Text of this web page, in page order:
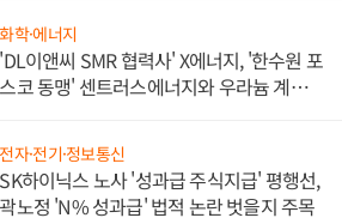
화학·에너지
'DL이앤씨 SMR 협력사' X에너지, '한수원 포
스코 동맹' 센트러스에너지와 우라늄 계약
전자·전기·정보통신
SK하이닉스 노사 '성과급 주식지급' 평행선,
곽노정 'N% 성과급' 법적 논란 벗을지 주목